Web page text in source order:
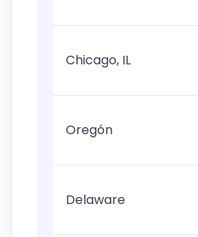
Chicago, IL
Oregón
Delaware